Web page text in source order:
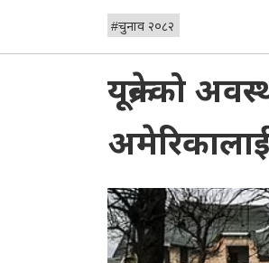
#चुनाव २०८२
यूक्रेनको